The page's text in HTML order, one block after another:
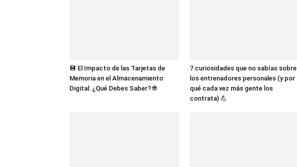
💾 El Impacto de las Tarjetas de
Memoria en el Almacenamiento
Digital: ¿Qué Debes Saber? 🌐
7 curiosidades que no sabías sobre
los entrenadores personales (y por
qué cada vez más gente los
contrata) 💪